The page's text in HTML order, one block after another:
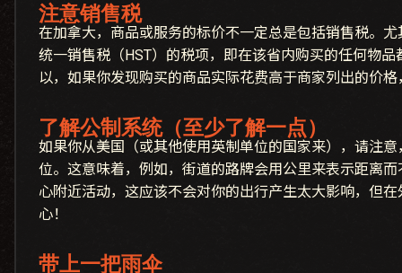
注意销售税
在加拿大，商品或服务的标价不一定总是包括销售税。
统一销售税（HST）的税项，即在该省内购买的任何物品
以，如果你发现购买的商品实际花费高于商家列出的价
了解公制系统（至少了解一点）
如果你从美国（或其他使用英制单位的国家来），请注
位。这意味着，例如，街道的路牌会用公里来表示距离
心附近活动，这应该不会对你的出行产生太大影响，但
心！
带上一把雨伞